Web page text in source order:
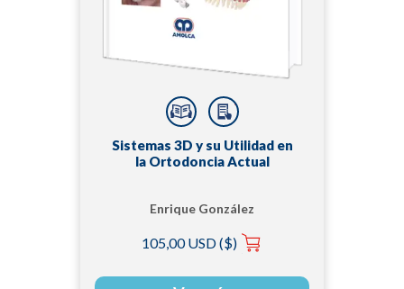
Sistemas 3D y su Utilidad en
la Ortodoncia Actual
Enrique González
105,00 USD ($)